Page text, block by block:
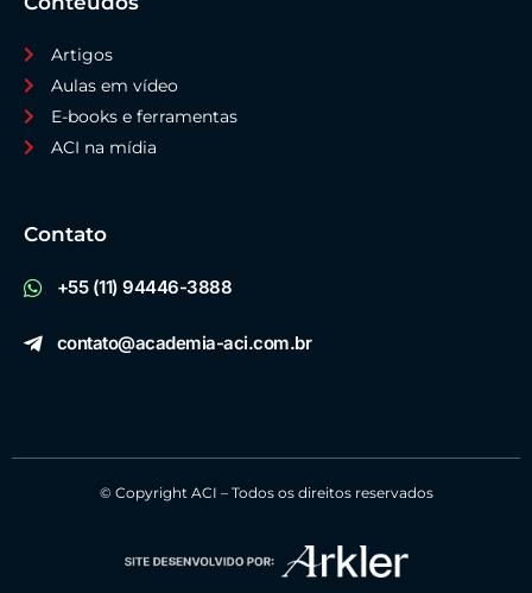
Artigos
Aulas em vídeo
E-books e ferramentas
ACI na mídia
Contato
+55 (11) 94446-3888
contato@academia-aci.com.br
© Copyright ACI – Todos os direitos reservados